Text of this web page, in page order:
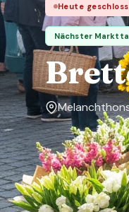
Heute
Nächster